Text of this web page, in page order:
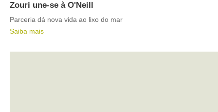
Zouri une-se à O'Neill
Parceria dá nova vida ao lixo do mar
Saiba mais